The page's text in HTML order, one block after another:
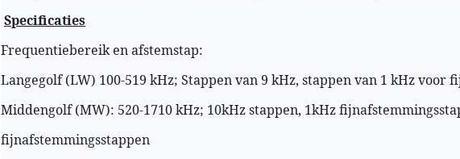
Specificaties
Frequentiebereik en afstemstap:
Langegolf (LW) 100-519 kHz; Stappen van 9 kHz, stappen van 1 kHz voor
Middengolf (MW): 520-1710 kHz; 10kHz stappen, 1kHz
fijnafstemmingsstappen